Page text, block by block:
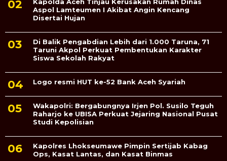
Aspol Lamteumen I Akibat Angin Kencang
Disertai Hujan
Di Balik Pengabdian Lebih dari 1.000 Taruna, 71
Taruni Akpol Perkuat Pembentukan Karakter
Siswa Sekolah Rakyat
Logo resmi HUT ke-52 Bank Aceh Syariah
Wakapolri: Bergabungnya Irjen Pol. Susilo Teguh
Raharjo ke UBISA Perkuat Jejaring Nasional Pusat
Studi Kepolisian
Kapolres Lhokseumawe Pimpin Sertijab Kabag
Ops, Kasat Lantas, dan Kasat Binmas